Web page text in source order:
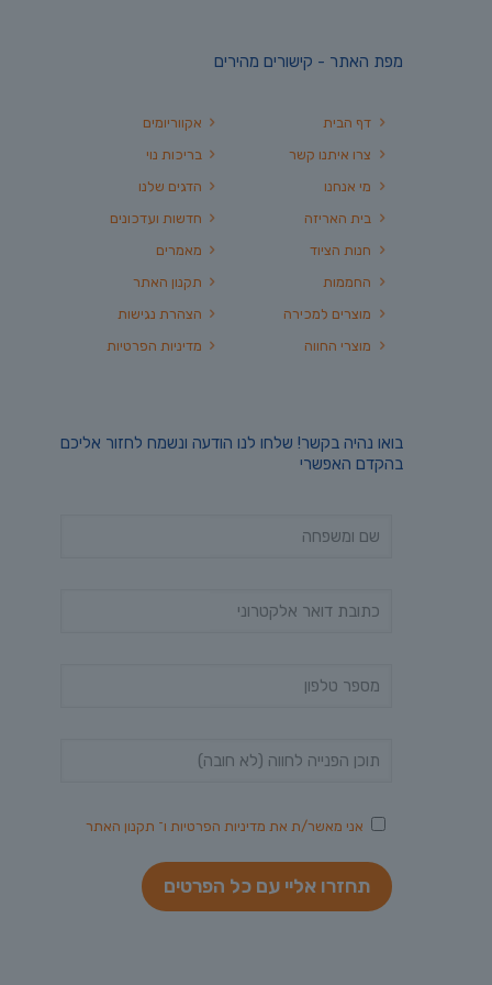
מפת האתר - קישורים מהירים
אקווריומים
בריכות נוי
הדגים שלנו
חדשות ועדכונים
מאמרים
תקנון האתר
הצהרת נגישות
מדיניות הפרטיות
דף הבית
צרו איתנו קשר
מי אנחנו
בית האריזה
חנות הציוד
החממות
מוצרים למכירה
מוצרי החווה
בואו נהיה בקשר! שלחו לנו הודעה ונשמח לחזור אליכם
בהקדם האפשרי
אני מאשר/ת את מדיניות הפרטיות ו־ תקנון האתר